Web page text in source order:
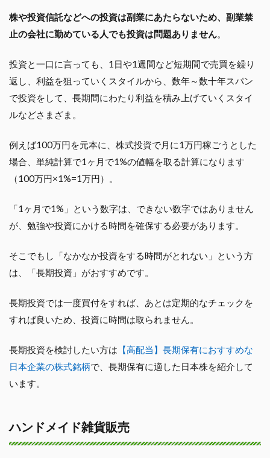
株や投資信託などへの投資は副業にあたらないため、副業禁
止の会社に勤めている人でも投資は問題ありません。
投資と一口に言っても、1日や1週間など短期間で売買を繰り
返し、利益を狙っていくスタイルから、数年～数十年スパン
で投資をして、長期間にわたり利益を積み上げていくスタイ
ルなどさまざま。
例えば100万円を元本に、株式投資で月に1万円稼ごうとした
場合、単純計算で1ヶ月で1%の値幅を取る計算になります
（100万円×1%=1万円）。
「1ヶ月で1%」という数字は、できない数字ではありません
が、勉強や投資にかける時間を確保する必要があります。
そこでもし「なかなか投資をする時間がとれない」という方
は、「長期投資」がおすすめです。
長期投資では一度買付をすれば、あとは定期的なチェックを
すれば良いため、投資に時間は取られません。
長期投資を検討したい方は 【高配当】長期保有におすすめな
日本企業の株式銘柄で、長期保有に適した日本株を紹介して
います。
ハンドメイド雑貨販売